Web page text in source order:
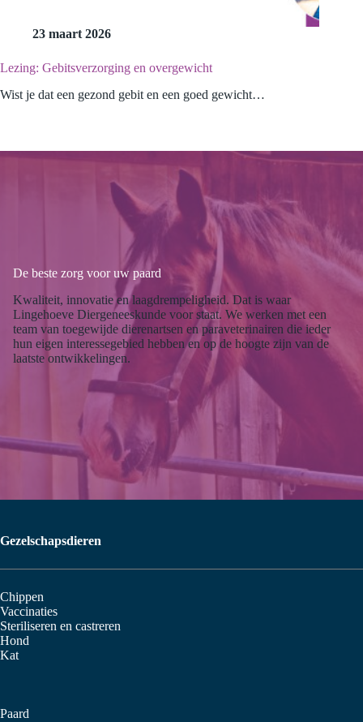
23 maart 2026
Lezing: Gebitsverzorging en overgewicht
Wist je dat een gezond gebit en een goed gewicht…
De beste zorg voor uw paard
Kwaliteit, innovatie en laagdrempeligheid. Dat is waar
Lingehoeve Diergeneeskunde voor staat. We werken met een
team van toegewijde dierenartsen en paraveterinairen die ieder
hun eigen interessegebied hebben en op de hoogte zijn van de
laatste ontwikkelingen.
Gezelschapsdieren
Chippen
Vaccinaties
Steriliseren en castreren
Hond
Kat
Paard